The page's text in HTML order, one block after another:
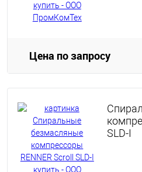
Цена по запросу
SLD-I